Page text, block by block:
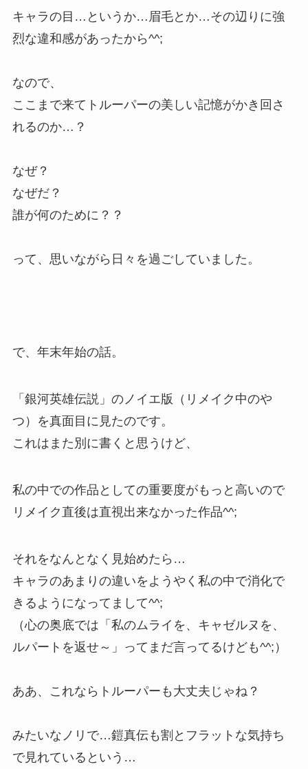
キャラの目…というか…眉毛とか…その辺りに強
烈な違和感があったから^^;
なので、
ここまで来てトルーパーの美しい記憶がかき回さ
れるのか…？
なぜ？
なぜだ？
誰が何のために？？
って、思いながら日々を過ごしていました。
で、年末年始の話。
「銀河英雄伝説」のノイエ版（リメイク中のや
つ）を真面目に見たのです。
これはまた別に書くと思うけど、
私の中での作品としての重要度がもっと高いので
リメイク直後は直視出来なかった作品^^;
それをなんとなく見始めたら…
キャラのあまりの違いをようやく私の中で消化で
きるようになってまして^^;
（心の奥底では「私のムライを、キャゼルヌを、
ルパートを返せ～」ってまだ言ってるけども^^;）
ああ、これならトルーパーも大丈夫じゃね？
みたいなノリで…鎧真伝も割とフラットな気持ち
で見れているという…